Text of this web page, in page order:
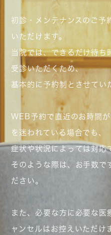
初診・メンテナンスのご予
いただけます。
当院では、できるだけ待ち
受診いただくため、
基本的に予約制とさせてい
WEB予約で直近のお時間
を迷われている場合でも、
症状や状況によっては対応
そのような際は、お手数で
ださい。
また、必要な方に必要な医
ャンセルはお控えいただけ